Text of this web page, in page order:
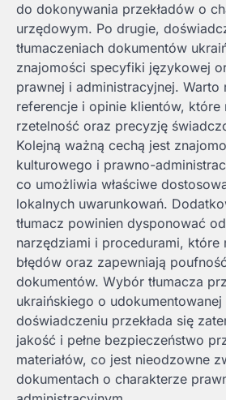
do dokonywania przekładów o
urzędowym. Po drugie,
tłumaczeniach dokumentów
znajomości specyfiki językowej
prawnej i administracyjnej.
referencje i opinie klientów,
rzetelność oraz precyzję
Kolejną ważną cechą jest
kulturowego i prawno-
co umożliwia właściwe
lokalnych uwarunkowań.
tłumacz powinien dysponować
narzędziami i procedurami, które
błędów oraz zapewniają
dokumentów. Wybór tłumacza
ukraińskiego o
doświadczeniu przekłada się
jakość i pełne bezpieczeństwo
materiałów, co jest nieodzowne
dokumentach o charakterze